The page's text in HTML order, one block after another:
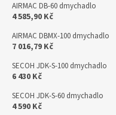
AIRMAC DB-60 dmychadlo
4 585,90 Kč
AIRMAC DBMX-100 dmychadlo
7 016,79 Kč
SECOH JDK-S-100 dmychadlo
6 430 Kč
SECOH JDK-S-60 dmychadlo
4 590 Kč